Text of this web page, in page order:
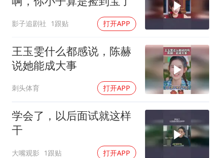
影子追剧社 1跟贴 打开APP
王玉雯什么都感说，陈赫
说她能成大事
刺头体育 打开APP
学会了，以后面试就这样
干
大嘴观影 1跟贴 打开APP